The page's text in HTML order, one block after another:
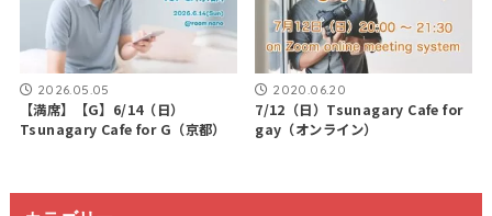
2026.05.05
【満席】【G】6/14（日）
Tsunagary Cafe for G（京都）
2020.06.20
7/12（日）Tsunagary Cafe for
gay（オンライン）